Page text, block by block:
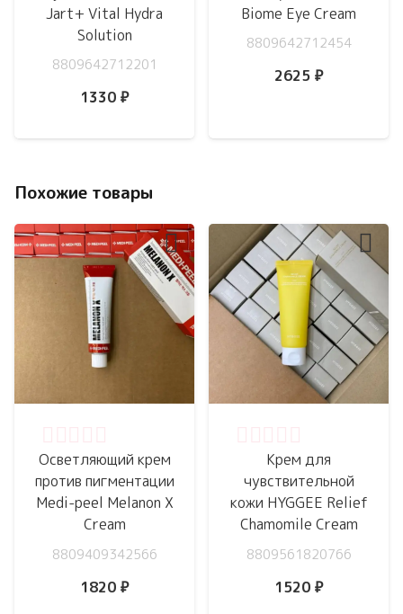
Jart+ Vital Hydra
Solution
8809642712201
1330 ₽
Biome Eye Cream
8809642712454
2625 ₽
Похожие товары
Осветляющий крем
против пигментации
Medi-peel Melanon X
Cream
8809409342566
1820 ₽
Крем для
чувствительной
кожи HYGGEE Relief
Chamomile Cream
8809561820766
1520 ₽